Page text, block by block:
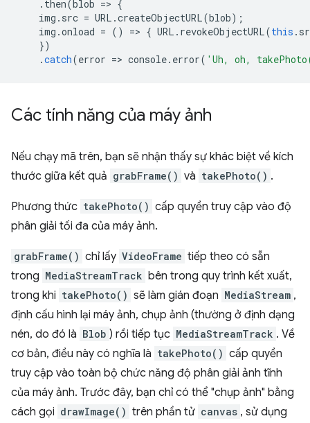
. then( blob => {
img . src = URL .createObjectURL(blob);
img .onload = () => { URL . revokeObjectURL(this .
})
.catch(error => console. error( 'Uh, oh,
Các tính năng của máy ảnh
Nếu chạy mã trên, bạn sẽ nhận thấy sự khác biệt về kích
thước giữa kết quả grabFrame() và takePhoto() .
Phương thức takePhoto() cấp quyền truy cập vào độ
phân giải tối đa của máy ảnh.
grabFrame() chỉ lấy VideoFrame tiếp theo có sẵn
trong MediaStreamTrack bên trong quy trình kết xuất,
trong khi takePhoto() sẽ làm gián đoạn MediaStream ,
định cấu hình lại máy ảnh, chụp ảnh (thường ở định dạng
nén, do đó là Blob ) rồi tiếp tục MediaStreamTrack . Về
cơ bản, điều này có nghĩa là takePhoto() cấp quyền
truy cập vào toàn bộ chức năng độ phân giải ảnh tĩnh
của máy ảnh. Trước đây, bạn chỉ có thể "chụp ảnh" bằng
cách gọi drawImage() trên phần tử canvas , sử dụng